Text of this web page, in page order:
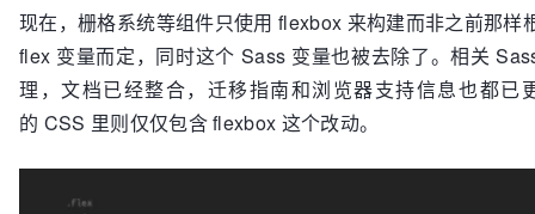
现在，栅格系统等组件只使用 flexbox 来构建而非之前那样
flex 变量而定，同时这个 Sass 变量也被去除了。相关
理，文档已经整合，迁移指南和浏览器支持信息也都已
的 CSS 里则仅仅包含 flexbox 这个改动。